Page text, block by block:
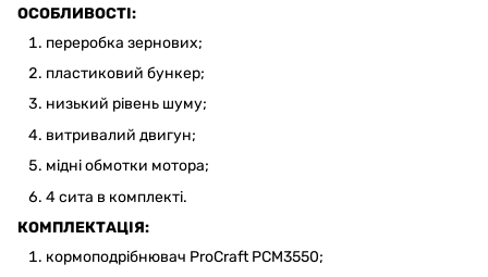
ОСОБЛИВОСТІ:
переробка зернових;
пластиковий бункер;
низький рівень шуму;
витривалий двигун;
мідні обмотки мотора;
4 сита в комплекті.
КОМПЛЕКТАЦІЯ:
кормоподрібнювач ProCraft PCM3550;